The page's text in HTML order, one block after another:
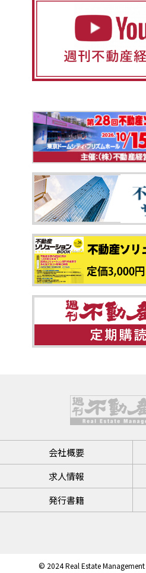
会社概要
求人情報
発行書籍
© 2024 Real Estate Management